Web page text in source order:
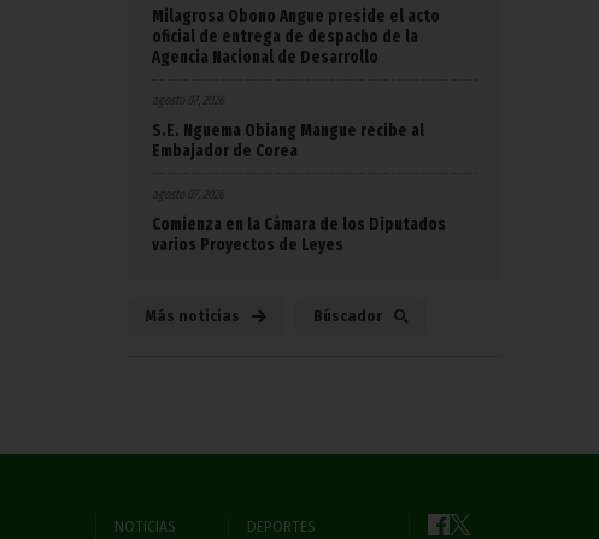
Milagrosa Obono Angue preside el acto
oficial de entrega de despacho de la
Agencia Nacional de Desarrollo
agosto 07, 2026
S.E. Nguema Obiang Mangue recibe al
Embajador de Corea
agosto 07, 2026
Comienza en la Cámara de los Diputados
varios Proyectos de Leyes
Más noticias Búscador
NOTICIAS DEPORTES